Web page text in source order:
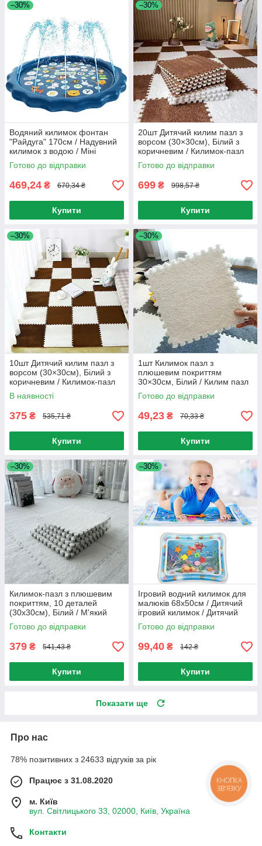
–30%
Водяний килимок фонтан
"Райдуга" 170см / Надувний
килимок з водою / Міні
басейн з фонтаном
Готово до відправки
469,24 ₴ 670,34 ₴
Купити
–30%
20шт Дитячий килим пазл з
ворсом (30×30см), Білий з
коричневим / Килимок-пазл
плюшевий / Пазли на підлогу
Готово до відправки
699 ₴ 998,57 ₴
Купити
–30%
10шт Дитячий килим пазл з
ворсом (30×30см), Білий з
коричневим / Килимок-пазл
плюшевий / М'які пазли на
підлогу
В наявності
375 ₴ 535,71 ₴
Купити
–30%
1шт Килимок пазл з
плюшевим покриттям
30×30см, Білий / Килим пазл
з ворсом / Килимок пазли /
М'які пазли на підлогу
Готово до відправки
49,23 ₴ 70,33 ₴
Купити
–30%
Килимок-пазл з плюшевим
покриттям, 10 деталей
(30х30см), Білий / М'який
пазл для підлоги / Дитячий
килимок-пазл
Готово до відправки
379 ₴ 541,43 ₴
Купити
–30%
Ігровий водний килимок для
малюків 68х50см / Дитячий
ігровий килимок / Дитячий
килимок / Надувний килимок
для дітей
Готово до відправки
99,40 ₴ 142 ₴
Купити
Показати ще
Про нас
78% позитивних з 24633 відгуків за рік
Працює з 31.08.2020
м. Київ
вул. Світлицького 33, 02000, Київ, Україна
Контакти
КНОПКА
ЗВ'ЯЗКУ